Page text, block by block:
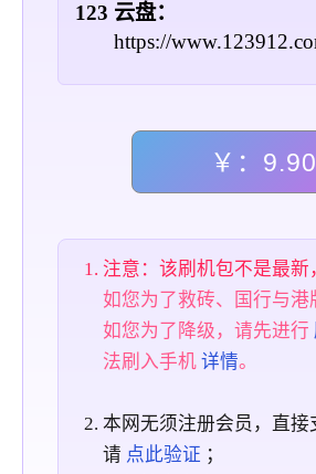
123 云盘：
https://
￥：
注意：该刷机包不是最新
如您为了救砖、国行与
如您为了降级，请先进行
法刷入手机详情。
本网无须注册会员，直
请 点此验证 ；